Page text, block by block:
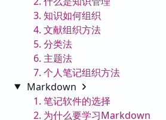
3. 知识如何组织
4. 文献组织方法
5. 分类法
6. 主题法
7. 个人笔记组织方法
Markdown
1. 笔记软件的选择
2. 为什么要学习Markdown